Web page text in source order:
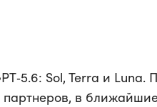
Sol, Terra и Luna.
партнеров, в